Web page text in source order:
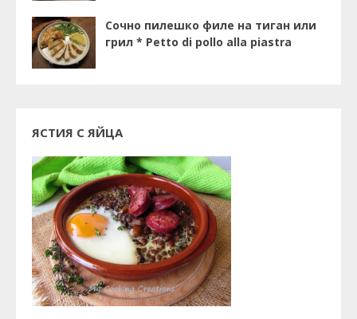
Сочно пилешко филе на тиган или
грил * Petto di pollo alla piastra
ЯСТИЯ С ЯЙЦА